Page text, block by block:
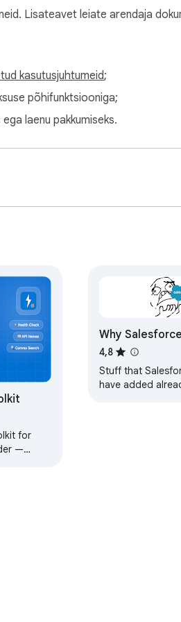
Lisateavet leiate arendaja
kasutusjuhtumeid;
põhifunktsiooniga;
laenu pakkumiseks.
for
—
Why Salesforce
4,8
Stuff that
have added